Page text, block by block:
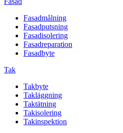
Fasadmålning
Fasadputsning
Fasadisolering
Fasadreparation
Fasadbyte
Tak
Takbyte
Takläggning
Taktätning
Takisolering
Takinspektion